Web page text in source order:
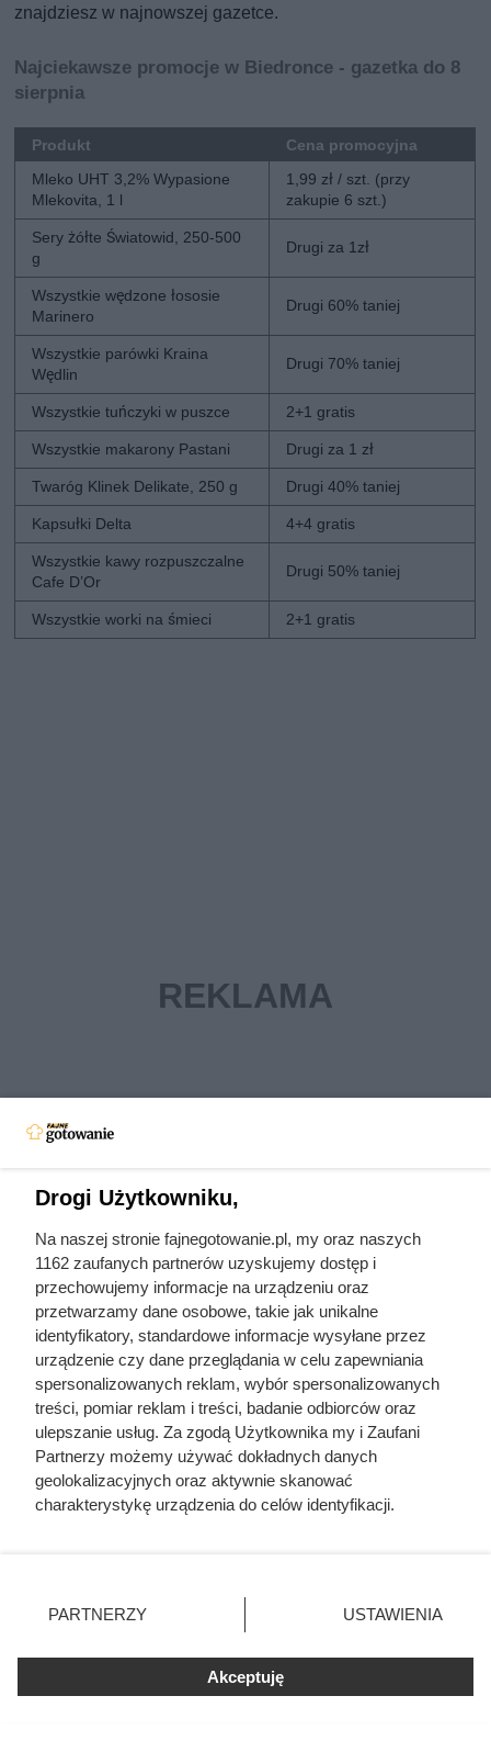
znajdziesz w najnowszej gazetce.
Najciekawsze promocje w Biedronce - gazetka do 8
sierpnia
Produkt
Cena promocyjna
Mleko UHT 3,2% Wypasione
Mlekovita, 1 l
1,99 zł / szt. (przy
zakupie 6 szt.)
Sery żółte Światowid, 250-500
g
Drugi za 1zł
Wszystkie wędzone łososie
Marinero
Drugi 60% taniej
Wszystkie parówki Kraina
Wędlin
Drugi 70% taniej
Wszystkie tuńczyki w puszce 2+1 gratis
Wszystkie makarony Pastani Drugi za 1 zł
Twaróg Klinek Delikate, 250 g Drugi 40% taniej
Kapsułki Delta 4+4 gratis
Wszystkie kawy rozpuszczalne
Cafe D’Or
Drugi 50% taniej
Wszystkie worki na śmieci 2+1 gratis
Czytaj także:
Odarci ze skóry, rozcięci piłą i przybici do krzyża
głową w dół. Mroczny i krwawy koniec uczniów
Córki Młynarskiego przerwały milczenie. „Żyliśmy
w strachu”
Ta wojna po raz pierwszy złamała potęgę
Drogi Użytkowniku,
Na naszej stronie fajnegotowanie.pl, my oraz naszych
1162 zaufanych partnerów uzyskujemy dostęp i
przechowujemy informacje na urządzeniu oraz
przetwarzamy dane osobowe, takie jak unikalne
identyfikatory, standardowe informacje wysyłane przez
urządzenie czy dane przeglądania w celu zapewniania
spersonalizowanych reklam, wybór spersonalizowanych
treści, pomiar reklam i treści, badanie odbiorców oraz
ulepszanie usług. Za zgodą Użytkownika my i Zaufani
Partnerzy możemy używać dokładnych danych
geolokalizacyjnych oraz aktywnie skanować
charakterystykę urządzenia do celów identyfikacji.
zmienić/wycofać klikając przycisk ustawień prywatności
znajdujący się w lewym dolnym rogu strony
rodzaje przetwarzania danych nie wymagają zgody
użytkownika, ale masz prawo sprzeciwić się takiemu
przetwarzaniu. Preferencje będą miały zastosowania tylko
PARTNERZY USTAWIENIA
Akceptuję